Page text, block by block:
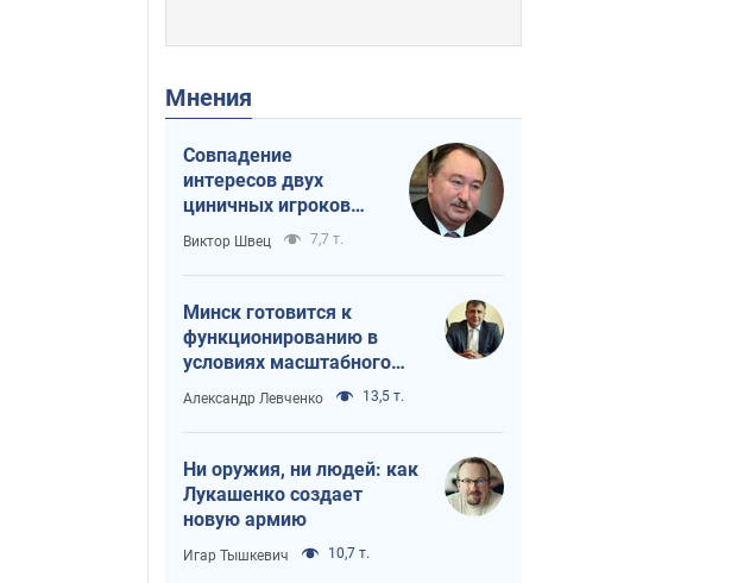
Мнения
Совпадение
интересов двух
циничных игроков
или тайный план
Трампа и Путина?
Виктор Швец 7,7 т.
Минск готовится к
функционированию в
условиях масштабного
военного кризиса
Александр Левченко 13,5 т.
Ни оружия, ни людей: как
Лукашенко создает
новую армию
Игар Тышкевич 10,7 т.